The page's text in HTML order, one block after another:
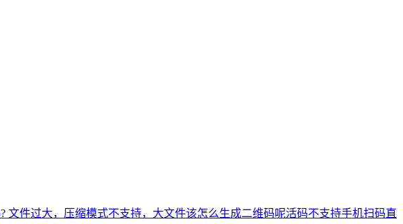
文件过大，压缩模式不支持，大文件该怎么生成二维码呢活码不支持手机扫码直